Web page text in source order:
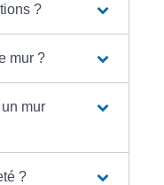
?
mur ?
mur
?